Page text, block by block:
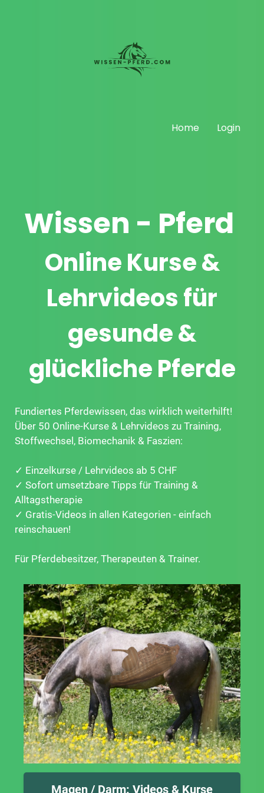
Home Login
Wissen - Pferd
Online Kurse &
Lehrvideos für
gesunde &
glückliche Pferde
Fundiertes Pferdewissen, das wirklich weiterhilft!
Über 50 Online-Kurse & Lehrvideos zu Training,
Stoffwechsel, Biomechanik & Faszien:
✓ Einzelkurse / Lehrvideos ab 5 CHF
✓ Sofort umsetzbare Tipps für Training &
Alltagstherapie
✓ Gratis-Videos in allen Kategorien - einfach
reinschauen!
Für Pferdebesitzer, Therapeuten & Trainer.
Magen / Darm: Videos & Kurse